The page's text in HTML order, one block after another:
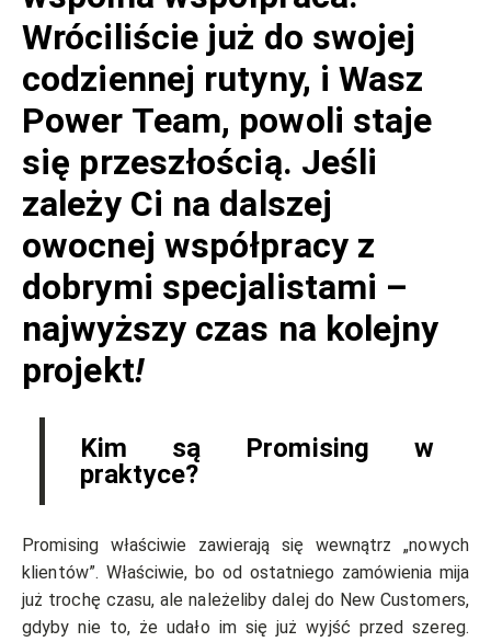
Wróciliście już do swojej
codziennej rutyny, i Wasz
Power Team, powoli staje
się przeszłością. Jeśli
zależy Ci na dalszej
owocnej współpracy z
dobrymi specjalistami –
najwyższy czas na kolejny
projekt!
Kim są Promising w
praktyce?
Promising właściwie zawierają się wewnątrz „nowych
klientów”. Właściwie, bo od ostatniego zamówienia mija
już trochę czasu, ale należeliby dalej do New Customers,
gdyby nie to, że udało im się już wyjść przed szereg.